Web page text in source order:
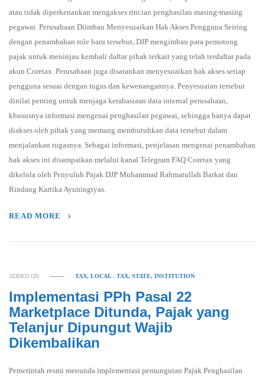
atau tidak diperkenankan mengakses rincian penghasilan masing-masing
pegawai. Perusahaan Diimbau Menyesuaikan Hak Akses Pengguna Seiring
dengan penambahan role baru tersebut, DJP mengimbau para pemotong
pajak untuk meninjau kembali daftar pihak terkait yang telah terdaftar pada
akun Coretax. Perusahaan juga disarankan menyesuaikan hak akses setiap
pengguna sesuai dengan tugas dan kewenangannya. Penyesuaian tersebut
dinilai penting untuk menjaga kerahasiaan data internal perusahaan,
khususnya informasi mengenai penghasilan pegawai, sehingga hanya dapat
diakses oleh pihak yang memang membutuhkan data tersebut dalam
menjalankan tugasnya. Sebagai informasi, penjelasan mengenai penambahan
hak akses ini disampaikan melalui kanal Telegram FAQ Coretax yang
dikelola oleh Penyuluh Pajak DJP Muhammad Rahmatullah Barkat dan
Rindang Kartika Ayuningtyas.
READ MORE
ADDED ON TAX, LOCAL,TAX, STATE, INSTITUTION
Implementasi PPh Pasal 22
Marketplace Ditunda, Pajak yang
Telanjur Dipungut Wajib
Dikembalikan
Pemerintah resmi menunda implementasi pemungutan Pajak Penghasilan